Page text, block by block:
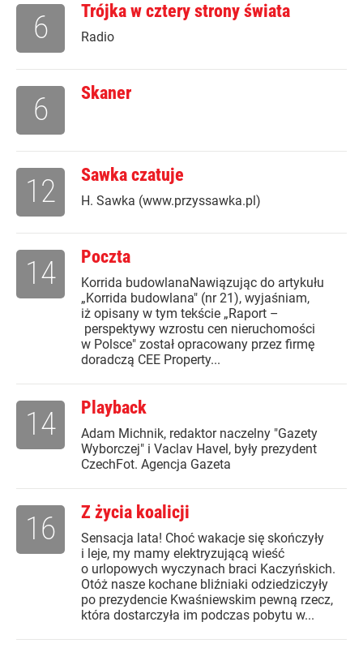
Trójka w cztery strony świata
Radio
6
Skaner
6
Sawka czatuje
H. Sawka (www.przyssawka.pl)
12
Poczta
Korrida budowlanaNawiązując do artykułu
„Korrida budowlana" (nr 21), wyjaśniam,
iż opisany w tym tekście „Raport –
perspektywy wzrostu cen nieruchomości
w Polsce" został opracowany przez firmę
doradczą CEE Property...
14
Playback
Adam Michnik, redaktor naczelny "Gazety
Wyborczej" i Vaclav Havel, były prezydent
CzechFot. Agencja Gazeta
14
Z życia koalicji
Sensacja lata! Choć wakacje się skończyły
i leje, my mamy elektryzującą wieść
o urlopowych wyczynach braci Kaczyńskich.
Otóż nasze kochane bliźniaki odziedziczyły
po prezydencie Kwaśniewskim pewną rzecz,
która dostarczyła im podczas pobytu w...
16